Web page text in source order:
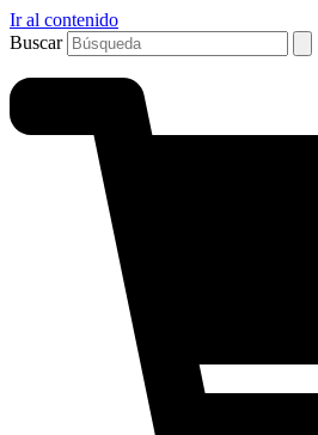
Ir al contenido
Buscar